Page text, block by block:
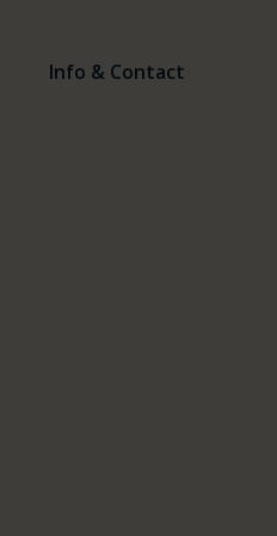
Info & Contact